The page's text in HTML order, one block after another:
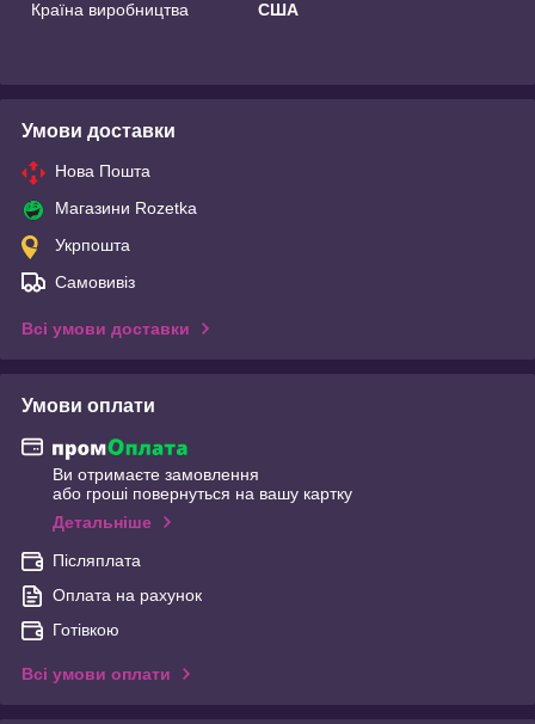
Країна виробництва
США
Умови доставки
Нова Пошта
Магазини Rozetka
Укрпошта
Самовивіз
Всі умови доставки
Умови оплати
Ви отримаєте замовлення
або гроші повернуться на вашу картку
Детальніше
Післяплата
Оплата на рахунок
Готівкою
Всі умови оплати